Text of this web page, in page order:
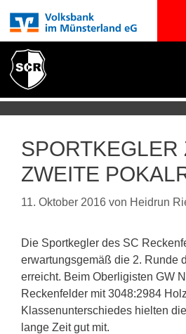
SPORTKEGLER
ZWEITE
11. Oktober 2016 von Heidrun
Die Sportkegler des SC
erwartungsgemäß die 2. Runde
erreicht. Beim Oberligisten GW
Reckenfelder mit 3048:2984
Klassenunterschiedes hielten
lange Zeit gut mit.